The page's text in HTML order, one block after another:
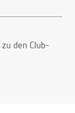
zu den Club-